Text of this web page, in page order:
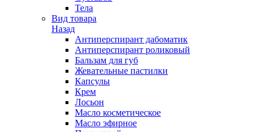
Тела
Вид товара
Назад
Антиперспирант дабоматик
Антиперспирант роликовый
Бальзам для губ
Жевательные пастилки
Капсулы
Крем
Лосьон
Масло косметическое
Масло эфирное